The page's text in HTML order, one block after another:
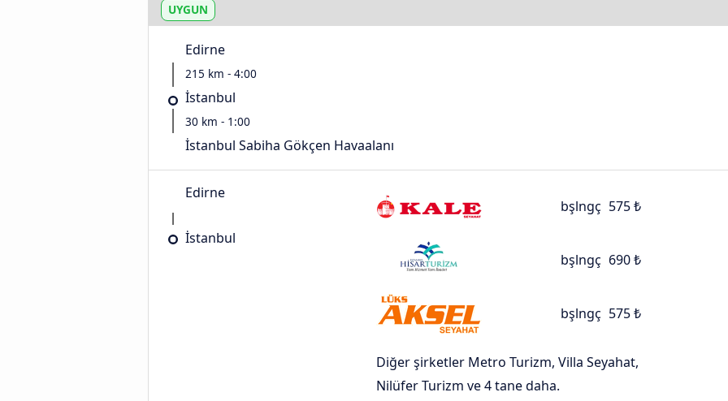
UYGUN
Edirne
215 km - 4:00
İstanbul
30 km - 1:00
İstanbul Sabiha Gökçen Havaalanı
Edirne
İstanbul
bşlngç 575 ₺
bşlngç 690 ₺
bşlngç 575 ₺
Diğer şirketler Metro Turizm, Villa Seyahat,
Nilüfer Turizm ve 4 tane daha.